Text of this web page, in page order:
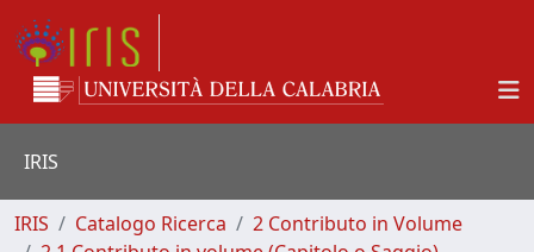
IRIS
IRIS Catalogo Ricerca
2 Contributo in Volume